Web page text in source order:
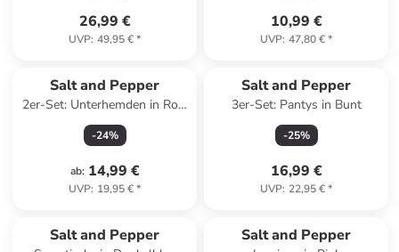
26,99 €
UVP: 49,95 €*
10,99 €
UVP: 47,80 €*
Salt and Pepper
2er-Set: Unterhemden in Rot/
Rosa
-24%
ab: 14,99 €
UVP: 19,95 €*
Salt and Pepper
3er-Set: Pantys in Bunt
-25%
16,99 €
UVP: 22,95 €*
Salt and Pepper Salt and Pepper